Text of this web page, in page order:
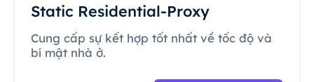
Static Residential-Proxy
Cung cấp sự kết hợp tốt nhất về tốc độ và
bí mật nhà ở.